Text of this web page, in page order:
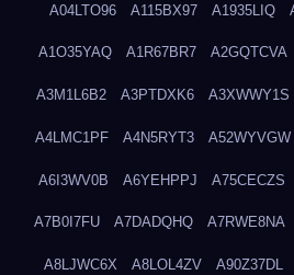
A04LTO96 A115BX97 A1935LIQ
A1O35YAQ A1R67BR7 A2GQTCVA
A3M1L6B2 A3PTDXK6 A3XWWY1S
A4LMC1PF A4N5RYT3 A52WYVGW
A6I3WV0B A6YEHPPJ A75CECZS
A7B0I7FU A7DADQHQ A7RWE8NA
A8LJWC6X A8LOL4ZV A90Z37DL